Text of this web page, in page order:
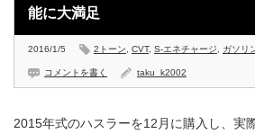
能に大満足
2016/1/5 2トーン CVT, S-エネチャージ ガソリ
コメントを書く taku_k2002
2015年式のハスラーを12月に購入し、実